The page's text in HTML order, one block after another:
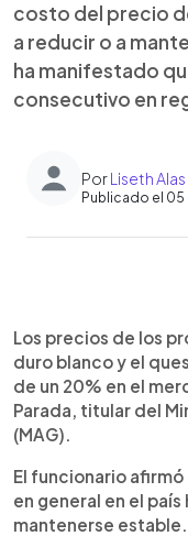
costo del precio
a reducir o a
ha manifestado
consecutivo en
PorLiseth Alas
Publicado el
Escuchar
Los precios de los
duro blanco y el
de un 20% en el
Parada, titular del
(MAG).
El funcionario
en general en el
mantenerse